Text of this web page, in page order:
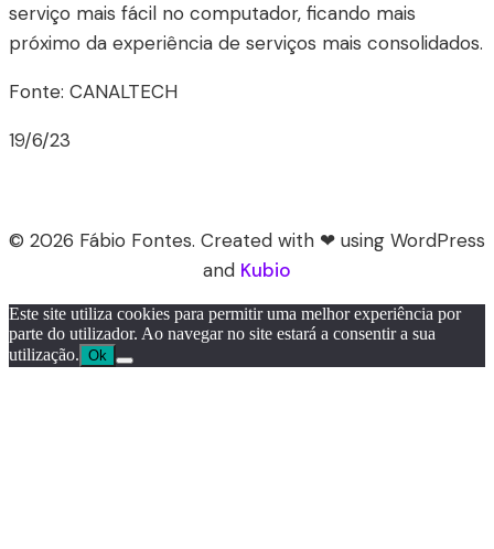
serviço mais fácil no computador, ficando mais
próximo da experiência de serviços mais consolidados.
Fonte: CANALTECH
19/6/23
© 2026 Fábio Fontes. Created with ❤ using WordPress
and Kubio
Este site utiliza cookies para permitir uma melhor experiência por
parte do utilizador. Ao navegar no site estará a consentir a sua
utilização. Ok